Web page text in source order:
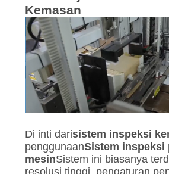
Kemasan
Di inti darisistem inspeksi
penggunaanSistem inspeksi
mesinSistem ini biasanya
resolusi tinggi, pengaturan